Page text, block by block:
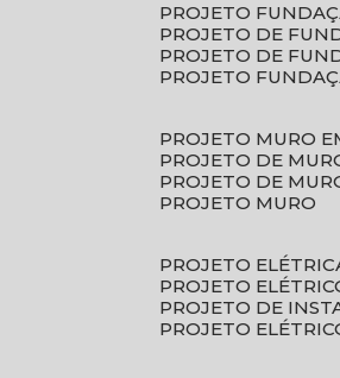
PROJETO
PROJETO DE
PROJETO DE
PROJETO
PROJETO MURO
PROJETO DE
PROJETO DE
PROJETO MURO
PROJETO
PROJETO
PROJETO DE
PROJETO